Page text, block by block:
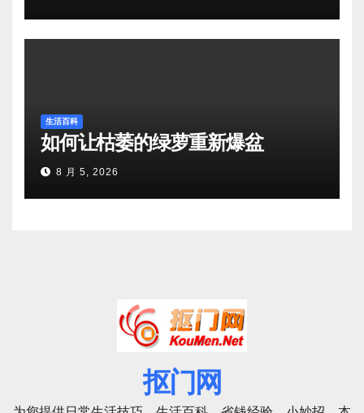
生活百科
如何让枯萎的绿萝重新爆盆
8 月 5, 2026
抠门网